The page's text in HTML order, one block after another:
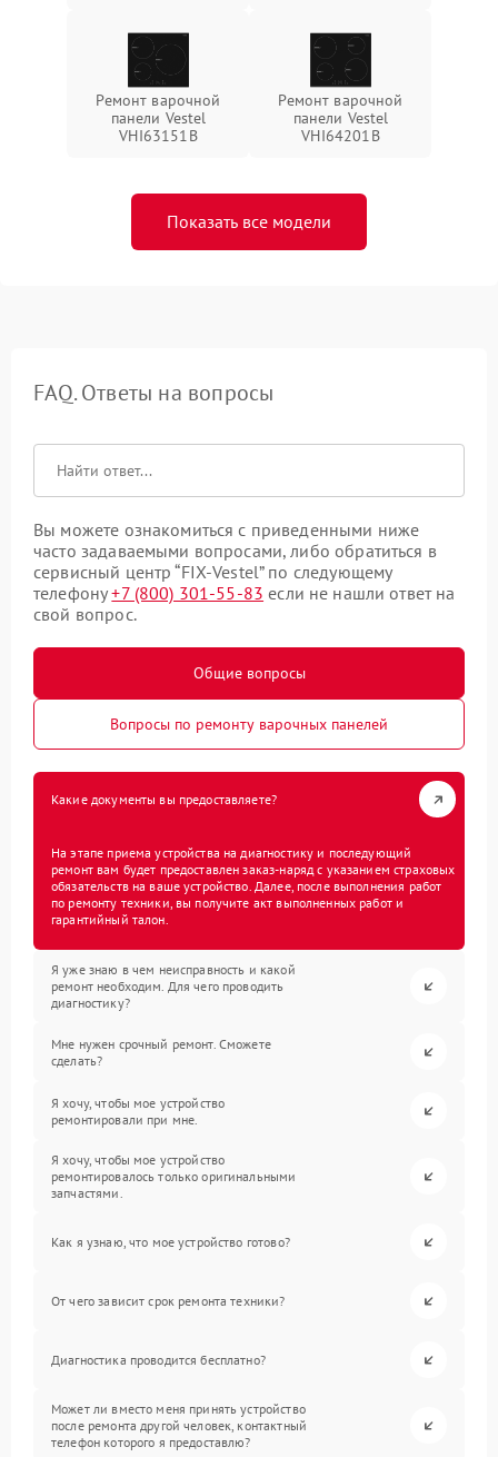
Ремонт варочной
панели Vestel
VHI63151B
Ремонт варочной
панели Vestel
VHI64201B
Показать все модели
FAQ. Ответы на вопросы
Вы можете ознакомиться с приведенными ниже
часто задаваемыми вопросами, либо обратиться в
сервисный центр “FIX-Vestel” по следующему
телефону+7 (800) 301-55-83 если не нашли ответ на
свой вопрос.
Общие вопросы
Вопросы по ремонту варочных панелей
Какие документы вы предоставляете?
На этапе приема устройства на диагностику и последующий
ремонт вам будет предоставлен заказ-наряд с указанием страховых
обязательств на ваше устройство. Далее, после выполнения работ
по ремонту техники, вы получите акт выполненных работ и
гарантийный талон.
Я уже знаю в чем неисправность и какой
ремонт необходим. Для чего проводить
диагностику?
Мне нужен срочный ремонт. Сможете
сделать?
Я хочу, чтобы мое устройство
ремонтировали при мне.
Я хочу, чтобы мое устройство
ремонтировалось только оригинальными
запчастями.
Как я узнаю, что мое устройство готово?
От чего зависит срок ремонта техники?
Диагностика проводится бесплатно?
Может ли вместо меня принять устройство
после ремонта другой человек, контактный
телефон которого я предоставлю?